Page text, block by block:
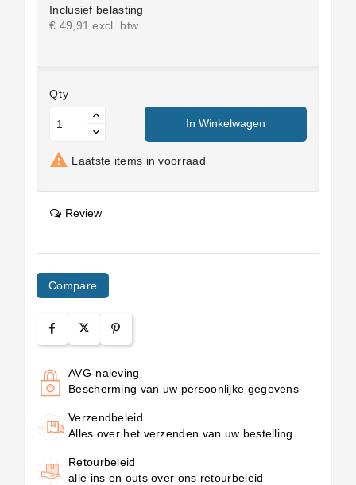
Inclusief belasting
€ 49,91 excl. btw.
Qty
In Winkelwagen
 Laatste items in voorraad
Review
Compare
AVG-naleving
Bescherming van uw persoonlijke gegevens
Verzendbeleid
Alles over het verzenden van uw bestelling
Retourbeleid
alle ins en outs over ons retourbeleid